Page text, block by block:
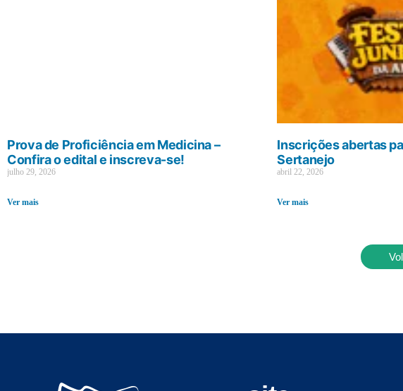
Prova de Proficiência em Medicina –
Confira o edital e inscreva-se!
julho 29, 2026
Ver mais
Inscrições abertas
Sertanejo
abril 22, 2026
Ver mais